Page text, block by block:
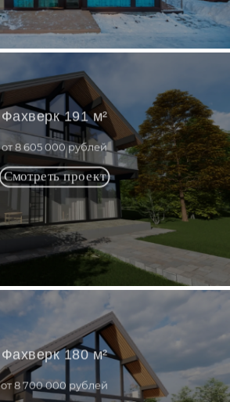
Фахверк 191 м²
от 8 605 000 рублей
Фахверк 180 м²
от 8 700 000 рублей